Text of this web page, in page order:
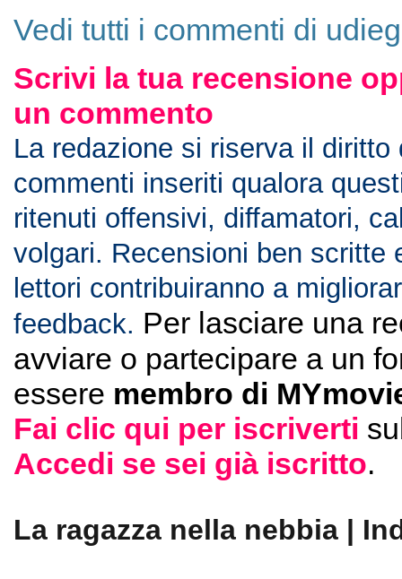
Vedi tutti i commenti di
Scrivi la tua recensione
un commento
La redazione si riserva il diritto
commenti inseriti qualora
ritenuti offensivi, diffamatori,
volgari. Recensioni ben scritte
lettori contribuiranno a
feedback. Per lasciare una
avviare o partecipare a un
essere membro di
Fai clic qui per iscriverti
Accedi se sei già iscritto.
La ragazza nella nebbia |